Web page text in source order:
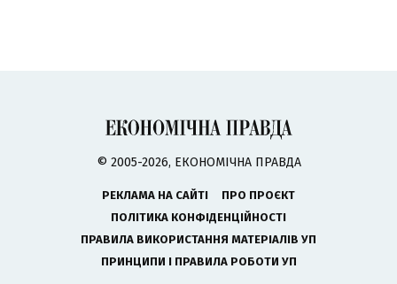
© 2005-2026, ЕКОНОМІЧНА ПРАВДА
РЕКЛАМА НА САЙТІ
ПРО ПРОЄКТ
ПОЛІТИКА КОНФІДЕНЦІЙНОСТІ
ПРАВИЛА ВИКОРИСТАННЯ МАТЕРІАЛІВ УП
ПРИНЦИПИ І ПРАВИЛА РОБОТИ УП